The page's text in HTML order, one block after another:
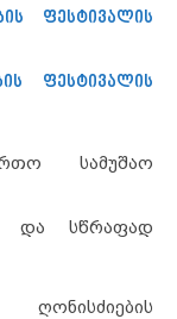
ფესტივალის
ფესტივალის
სამუშაო
და სწრაფად